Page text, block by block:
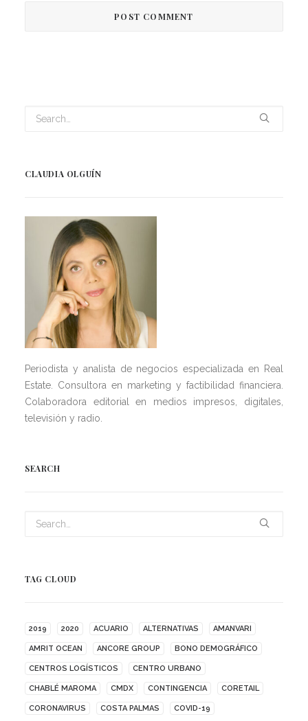
CLAUDIA OLGUÍN
Periodista y analista de negocios especializada en Real
Estate. Consultora en marketing y factibilidad financiera.
Colaboradora editorial en medios impresos, digitales,
televisión y radio.
SEARCH
TAG CLOUD
2019 2020 ACUARIO ALTERNATIVAS AMANVARI
AMRIT OCEAN ANCORE GROUP BONO DEMOGRÁFICO
CENTROS LOGÍSTICOS CENTRO URBANO
CHABLÉ MAROMA CMDX CONTINGENCIA CORETAIL
CORONAVIRUS COSTA PALMAS COVID-19